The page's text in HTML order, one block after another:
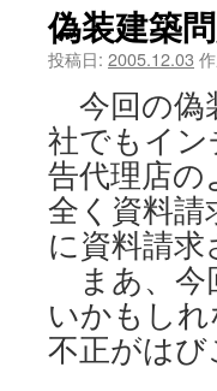
ツ
へ
ッ
プ
偽装建築
投稿日: 2005.12.03
今回の偽
社でもイ
告代理店の
全く資料
に資料請
まあ、今
いかもし
不正がはび